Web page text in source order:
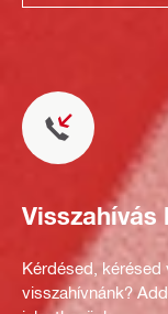
Visszahívás
Kérdésed, kérésed
visszahívnánk?